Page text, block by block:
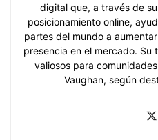
digital que, a través de
posicionamiento online,
partes del mundo a
presencia en el mercado. Su
valiosos para
Vaughan, según